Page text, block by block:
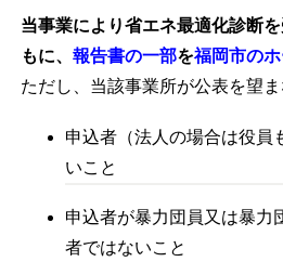
当事業により省エネ最適化診断
もに、 報告書の一部を福岡市の
ただし、当該事業所が公表を望
申込者（法人の場合は役員
いこと
申込者が暴力団員又は暴力
者ではないこと